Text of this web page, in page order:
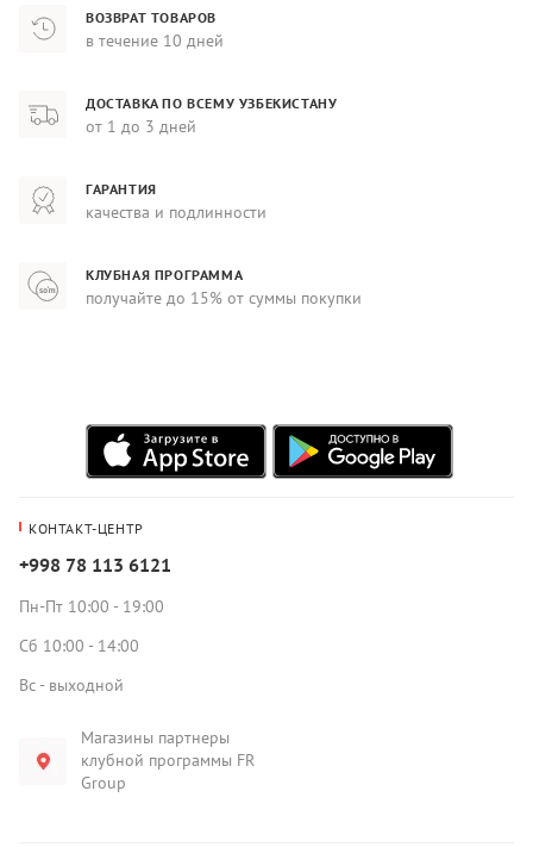
ВОЗВРАТ ТОВАРОВ
в течение 10 дней
ДОСТАВКА ПО ВСЕМУ УЗБЕКИСТАНУ
от 1 до 3 дней
ГАРАНТИЯ
качества и подлинности
КЛУБНАЯ ПРОГРАММА
получайте до 15% от суммы покупки
КОНТАКТ-ЦЕНТР
+998 78 113 6121
Пн-Пт 10:00 - 19:00
Сб 10:00 - 14:00
Вс - выходной
Магазины партнеры
клубной программы FR
Group